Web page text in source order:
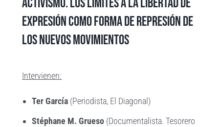
activismo. Los límites a la libertad de
expresión como forma de represión de
los nuevos movimientos
Intervienen:
Ter García (Periodista, El Diagonal)
Stéphane M. Grueso (Documentalista. Tesorero